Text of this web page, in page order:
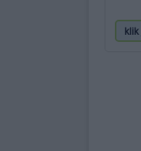
klik